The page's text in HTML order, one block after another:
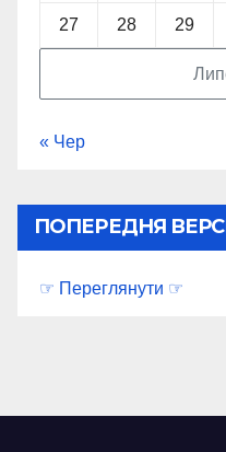
27 28 29
« Чер
ПОПЕРЕДНЯ
☞ Переглянути ☞